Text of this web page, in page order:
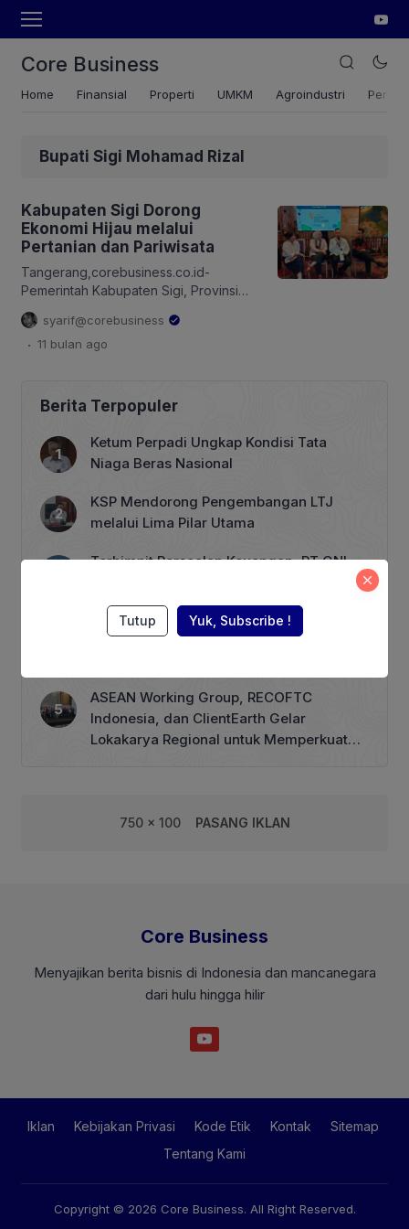
Core Business
Home Finansial Properti UMKM Agroindustri
Bupati Sigi Mohamad Rizal
Kabupaten Sigi Dorong
Ekonomi Hijau melalui
Pertanian dan Pariwisata
Tangerang,corebusiness.co.id-
Pemerintah Kabupaten Sigi, Provinsi
Sulawesi Tengah, menggaungkan
pembangunan ekonomi hijau dengan
memaksimalkan potensi dari sektor
utama di Indonesia, dengan beberapa
daerah penting termasuk Sulawesi
Tengah, terutama Morowali, Sulawesi
Tenggara, seperti Kolaka dan Konawe
Utara, dan Sulawesi Selatan, khususnya
menghasilkan tambang lain […]
syarif@corebusiness
. 11 bulan ago
Berita Terpopuler
Ketum Perpadi Ungkap Kondisi Tata
Niaga Beras Nasional
KSP Mendorong Pengembangan LTJ
melalui Lima Pilar Utama
Terhimpit Persoalan Keuangan, PT GNI
2026
Harga BBM Nonsubsidi per 1 Agustus,
ASEAN Working Group, RECOFTC
Indonesia, dan ClientEarth Gelar
Lokakarya Regional untuk Memperkuat
750 x 100 PASANG IKLAN
Core Business
Menyajikan berita bisnis di Indonesia dan mancanegara
dari hulu hingga hilir
Iklan Kebijakan Privasi Kode Etik Kontak
Sitemap
Tentang Kami
Copyright © 2026 Core Business. All Right Reserved.
Tutup Yuk, Subscribe !